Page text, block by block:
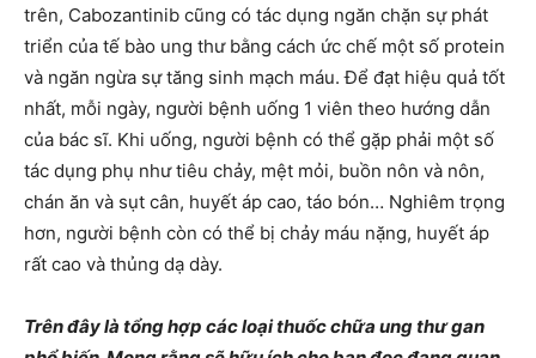
trên, Cabozantinib cũng có tác dụng ngăn chặn sự phát
triển của tế bào ung thư bằng cách ức chế một số protein
và ngăn ngừa sự tăng sinh mạch máu. Để đạt hiệu quả tốt
nhất, mỗi ngày, người bệnh uống 1 viên theo hướng dẫn
của bác sĩ. Khi uống, người bệnh có thể gặp phải một số
tác dụng phụ như tiêu chảy, mệt mỏi, buồn nôn và nôn,
chán ăn và sụt cân, huyết áp cao, táo bón… Nghiêm trọng
hơn, người bệnh còn có thể bị chảy máu nặng, huyết áp
rất cao và thủng dạ dày.
Trên đây là tổng hợp các loại thuốc chữa ung thư gan